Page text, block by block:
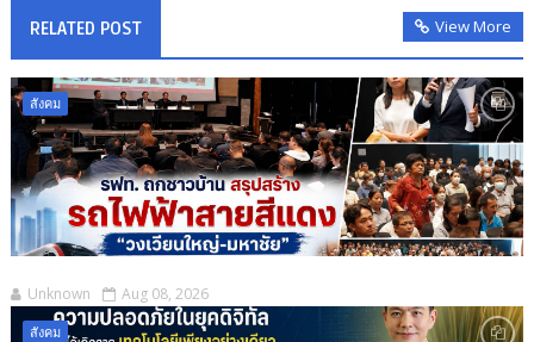
RELATED POST View More
สังคม
Unknown Aug 08, 2026
สังคม